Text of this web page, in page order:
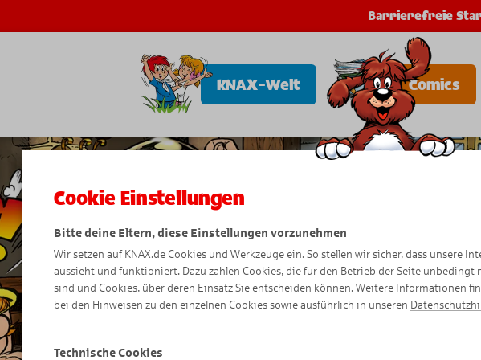
Barrierefreie
KNAX-Welt Comics
Cookie Einstellungen
Bitte deine Eltern, diese Einstellungen vorzunehmen
Wir setzen auf KNAX.de Cookies und Werkzeuge ein. So stellen wir sicher, dass unsere
aussieht und funktioniert. Dazu zählen Cookies, die für den Betrieb der Seite unbedingt
sind und Cookies, über deren Einsatz Sie entscheiden können. Weitere Informationen
bei den Hinweisen zu den einzelnen Cookies sowie ausführlich in unseren
Technische Cookies